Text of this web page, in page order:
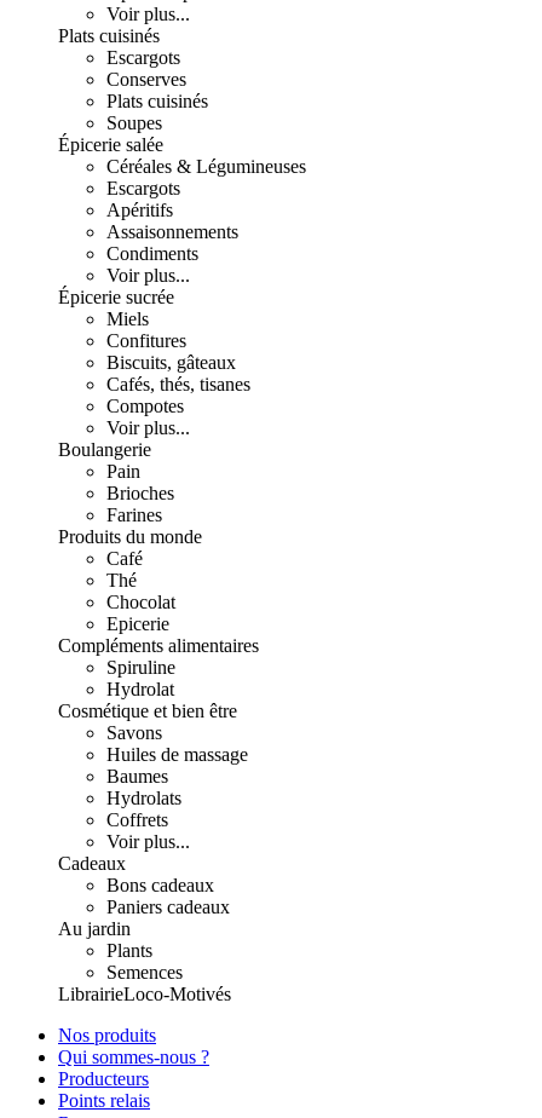
Voir plus...
Plats cuisinés
Escargots
Conserves
Plats cuisinés
Soupes
Épicerie salée
Céréales & Légumineuses
Escargots
Apéritifs
Assaisonnements
Condiments
Voir plus...
Épicerie sucrée
Miels
Confitures
Biscuits, gâteaux
Cafés, thés, tisanes
Compotes
Voir plus...
Boulangerie
Pain
Brioches
Farines
Produits du monde
Café
Thé
Chocolat
Epicerie
Compléments alimentaires
Spiruline
Hydrolat
Cosmétique et bien être
Savons
Huiles de massage
Baumes
Hydrolats
Coffrets
Voir plus...
Cadeaux
Bons cadeaux
Paniers cadeaux
Au jardin
Plants
Semences
LibrairieLoco-Motivés
Nos produits
Qui sommes-nous ?
Producteurs
Points relais